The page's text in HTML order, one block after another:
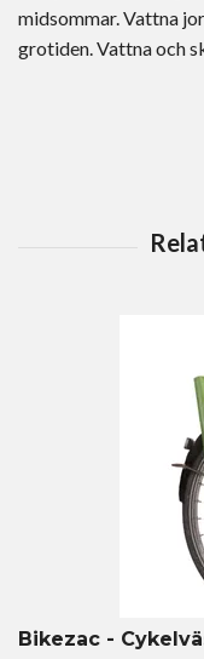
midsommar. Vattna
grotiden. Vattna och
Bikezac -